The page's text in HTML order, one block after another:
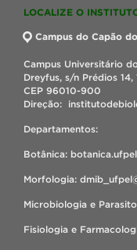
LOCALIZE O
Campus do Capão
Campus Universitário
Dreyfus, s/n Prédios 14,
CEP 96010-900
Direção:
Departamentos:
Botânica:
Morfologia:
Microbiologia e
Fisiologia e